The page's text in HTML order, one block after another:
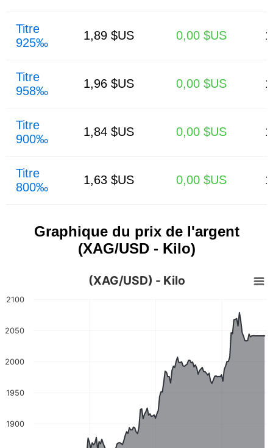
Titre
925‰
1,89 $US 0,00 $US
Titre
958‰
1,96 $US 0,00 $US
Titre
900‰
1,84 $US 0,00 $US
Titre
800‰
1,63 $US 0,00 $US
Graphique du prix de l'argent
(XAG/USD - Kilo)
(XAG/USD) - Kilo
1900
1950
2000
2050
2100